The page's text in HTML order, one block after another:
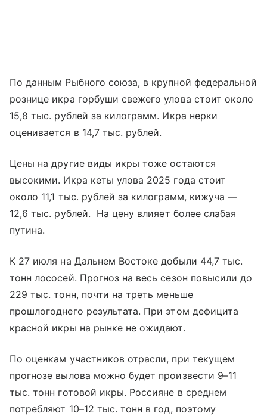
По данным Рыбного союза, в крупной федеральной
рознице икра горбуши свежего улова стоит около
15,8 тыс. рублей за килограмм. Икра нерки
оценивается в 14,7 тыс. рублей.
Цены на другие виды икры тоже остаются
высокими. Икра кеты улова 2025 года стоит
около 11,1 тыс. рублей за килограмм, кижуча —
12,6 тыс. рублей. На цену влияет более слабая
путина.
К 27 июля на Дальнем Востоке добыли 44,7 тыс.
тонн лососей. Прогноз на весь сезон повысили до
229 тыс. тонн, почти на треть меньше
прошлогоднего результата. При этом дефицита
красной икры на рынке не ожидают.
По оценкам участников отрасли, при текущем
прогнозе вылова можно будет произвести 9–11
тыс. тонн готовой икры. Россияне в среднем
потребляют 10–12 тыс. тонн в год, поэтому